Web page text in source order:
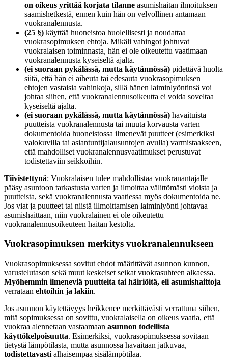
on oikeus yrittää korjata tilanne asumishaitan ilmoituksen
saamishetkestä, ennen kuin hän on velvollinen antamaan
vuokranalennusta.
(25 §) käyttää huoneistoa huolellisesti ja noudattaa
vuokrasopimuksen ehtoja. Mikäli vahingot johtuvat
vuokralaisen toiminnasta, hän ei ole oikeutettu vaatimaan
vuokranalennusta kyseiseltä ajalta.
(ei suoraan pykälässä, mutta käytännössä) pidettävä huolta
siitä, että hän ei aiheuta tai edesauta vuokrasopimuksen
ehtojen vastaisia vahinkoja, sillä hänen laiminlyöntinsä voi
johtaa siihen, että vuokranalennusoikeutta ei voida soveltaa
kyseiseltä ajalta.
(ei suoraan pykälässä, mutta käytännössä) havaituista
puutteista vuokranalennusta tai muuta korvausta varten
dokumentoida huoneistossa ilmenevät puutteet (esimerkiksi
valokuvilla tai asiantuntijalausuntojen avulla) varmistaakseen,
että mahdolliset vuokranalennusvaatimukset perustuvat
todistettaviin seikkoihin.
Tiivistettynä: Vuokralaisen tulee mahdollistaa vuokranantajalle
pääsy asuntoon tarkastusta varten ja ilmoittaa välittömästi vioista ja
puutteista, sekä vuokranalennusta vaatiessa myös dokumentoida ne.
Jos viat ja puutteet tai niistä illmoittamisen laiminlyönti johtavaa
asumishaittaan, niin vuokralainen ei ole oikeutettu
vuokranalennusoikeuteen haitan kestolta.
Vuokrasopimuksen merkitys vuokranalennukseen
Vuokrasopimuksessa sovitut ehdot määrittävät asunnon kunnon,
varustelutason sekä muut keskeiset seikat vuokrasuhteen alkaessa.
Myöhemmin ilmeneviä puutteita tai häiriöitä, eli asumishaittoja
verrataan ehtoihin ja lakiin.
Jos asunnon käytettävyys heikkenee merkittävästi verrattuna siihen,
mitä sopimuksessa on sovittu, vuokralaisella on oikeus vaatia, että
vuokraa alennetaan vastaamaan asunnon todellista
käyttökelpoisuutta. Esimerkiksi, vuokrasopimuksessa sovitaan
tietystä lämpötilasta, mutta asunnossa havaitaan jatkuvaa,
todistettavasti alhaisempaa sisälämpötilaa.